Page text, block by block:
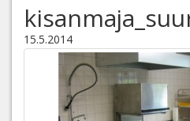
15.5.2014